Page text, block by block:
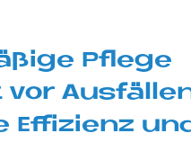
Pfle­ge
vor
Ef­fi­zi­enz